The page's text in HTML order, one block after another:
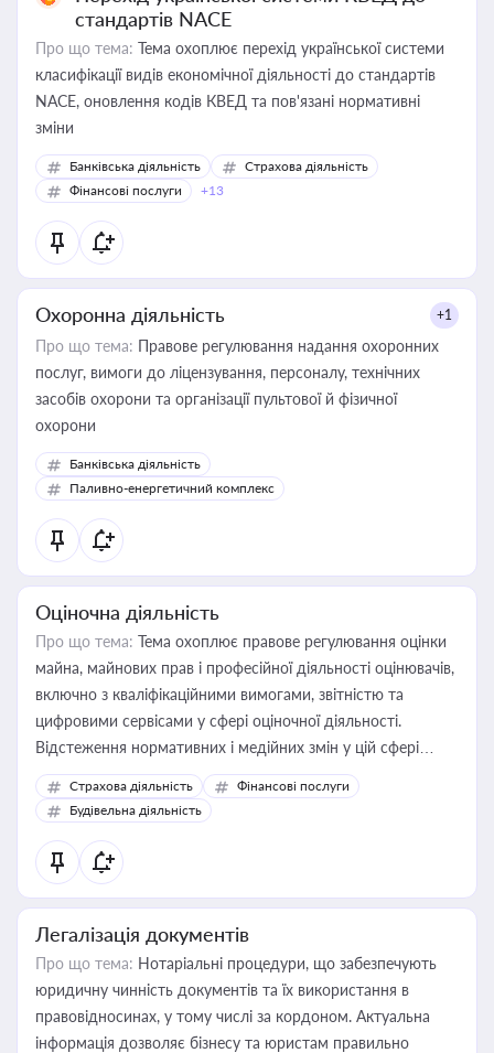
стандартів NACE
Про що тема: Тема охоплює перехід української системи
класифікації видів економічної діяльності до стандартів
NACE, оновлення кодів КВЕД та пов'язані нормативні
зміни
Банківська діяльність
Страхова діяльність
Фінансові послуги
+13
Охоронна діяльність +1
Про що тема: Правове регулювання надання охоронних
послуг, вимоги до ліцензування, персоналу, технічних
засобів охорони та організації пультової й фізичної
охорони
Банківська діяльність
Паливно-енергетичний комплекс
Оціночна діяльність
Про що тема: Тема охоплює правове регулювання оцінки
майна, майнових прав і професійної діяльності оцінювачів,
включно з кваліфікаційними вимогами, звітністю та
цифровими сервісами у сфері оціночної діяльності.
Відстеження нормативних і медійних змін у цій сфері
корисне для власника бізнесу, керівника, юриста або
бухгалтера під час оподаткування, приватизації, оренди
державного майна, корпоративних угод і перевірки
статусу суб'єктів оціночної діяльності
Страхова діяльність
Фінансові послуги
Будівельна діяльність
Легалізація документів
Про що тема: Нотаріальні процедури, що забезпечують
юридичну чинність документів та їх використання в
правовідносинах, у тому числі за кордоном. Актуальна
інформація дозволяє бізнесу та юристам правильно